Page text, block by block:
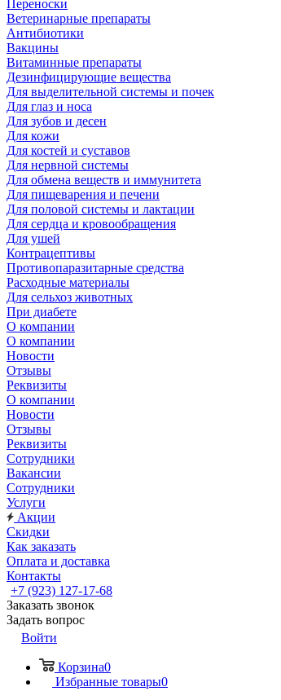
Переноски
Ветеринарные препараты
Антибиотики
Вакцины
Витаминные препараты
Дезинфицирующие вещества
Для выделительной системы и почек
Для глаз и носа
Для зубов и десен
Для кожи
Для костей и суставов
Для нервной системы
Для обмена веществ и иммунитета
Для пищеварения и печени
Для половой системы и лактации
Для сердца и кровообращения
Для ушей
Контрацептивы
Противопаразитарные средства
Расходные материалы
Для сельхоз животных
При диабете
О компании
О компании
Новости
Отзывы
Реквизиты
О компании
Новости
Отзывы
Реквизиты
Сотрудники
Вакансии
Сотрудники
Услуги
Акции
Скидки
Как заказать
Оплата и доставка
Контакты
+7 (923) 127-17-68
Заказать звонок
Задать вопрос
Войти
Корзина0
Избранные товары0